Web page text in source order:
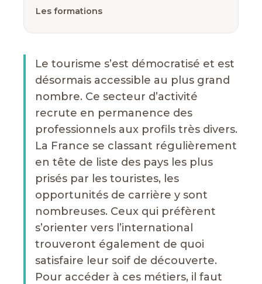
Les formations
Le tourisme s’est démocratisé et est
désormais accessible au plus grand
nombre. Ce secteur d’activité
recrute en permanence des
professionnels aux profils très divers.
La France se classant régulièrement
en tête de liste des pays les plus
prisés par les touristes, les
opportunités de carrière y sont
nombreuses. Ceux qui préfèrent
s’orienter vers l’international
trouveront également de quoi
satisfaire leur soif de découverte.
Pour accéder à ces métiers, il faut